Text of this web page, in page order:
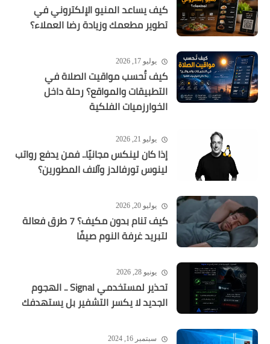
كيف يساعد المنيو الإلكتروني في
تطوير مطعمك وزيادة رضا العملاء؟
يوليو 17, 2026
كيف تُحسب مواقيت الصلاة في
التطبيقات والمواقع؟ رحلة داخل
الخوارزميات الفلكية
يوليو 21, 2026
إذا كان لينكس مجانيًا.. فمن يدفع رواتب
لينوس تورفالدز وآلاف المطورين؟
يوليو 20, 2026
كيف تنام بدون مكيف؟ 7 طرق فعالة
لتبريد غرفة النوم صيفًا
يونيو 28, 2026
تحذير لمستخدمي Signal .. الهجوم
الجديد لا يكسر التشفير بل يستهدفك
سبتمبر 16, 2024